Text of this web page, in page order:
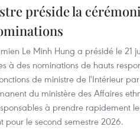
préside la
Le Minh Hung a présidé le
à des nominations de hauts
de ministre de l'Intérieur
du ministère des Affaires
à prendre rapidement
pour le second semestre 2026.